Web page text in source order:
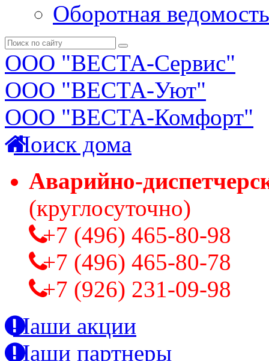
Оборотная ведомость
ООО "ВЕСТА-Сервис"
ООО "ВЕСТА-Уют"
ООО "ВЕСТА-Комфорт"
Поиск дома
Аварийно-
(круглосуточно)
+7 (496) 465-80-98
+7 (496) 465-80-78
+7 (926) 231-09-98
Наши акции
Наши партнеры